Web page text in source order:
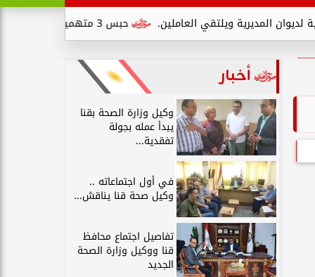
حبس 3 متهمين 15 يومًا علي ذمةالتحقيقات بتهمة التنقيب عن الآثار داخل...
العاملين.
أخبار
وكيل وزارة الصحة بقنا
يبدأ عمله بجولة
تفقدية...
في أول اجتماعاته ..
وكيل صحة قنا يناقش...
تفاصيل اجتماع محافظ
قنا ووكيل وزارة الصحة
الجديد